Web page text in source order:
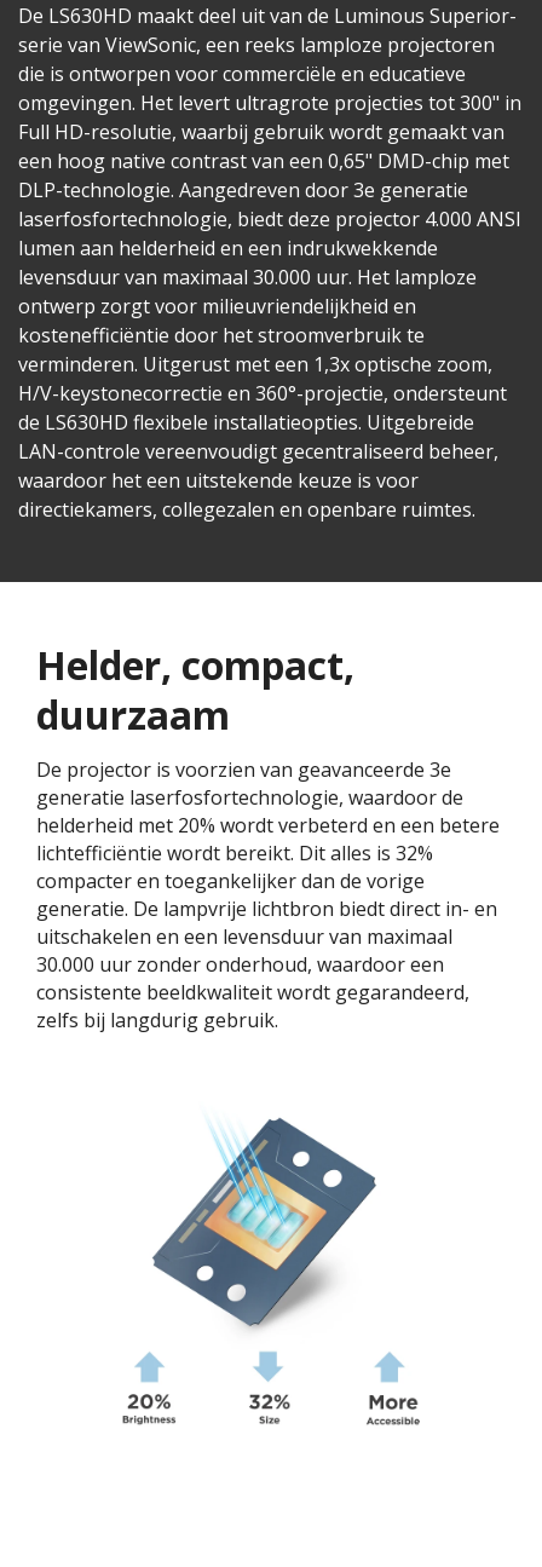
De LS630HD maakt deel uit van de Luminous Superior-
serie van ViewSonic, een reeks lamploze projectoren
die is ontworpen voor commerciële en educatieve
omgevingen. Het levert ultragrote projecties tot 300" in
Full HD-resolutie, waarbij gebruik wordt gemaakt van
een hoog native contrast van een 0,65" DMD-chip met
DLP-technologie. Aangedreven door 3e generatie
laserfosfortechnologie, biedt deze projector 4.000 ANSI
lumen aan helderheid en een indrukwekkende
levensduur van maximaal 30.000 uur. Het lamploze
ontwerp zorgt voor milieuvriendelijkheid en
kostenefficiëntie door het stroomverbruik te
verminderen. Uitgerust met een 1,3x optische zoom,
H/V-keystonecorrectie en 360°-projectie, ondersteunt
de LS630HD flexibele installatieopties. Uitgebreide
LAN-controle vereenvoudigt gecentraliseerd beheer,
waardoor het een uitstekende keuze is voor
directiekamers, collegezalen en openbare ruimtes.
Helder, compact,
duurzaam
De projector is voorzien van geavanceerde 3e
generatie laserfosfortechnologie, waardoor de
helderheid met 20% wordt verbeterd en een betere
lichtefficiëntie wordt bereikt. Dit alles is 32%
compacter en toegankelijker dan de vorige
generatie. De lampvrije lichtbron biedt direct in- en
uitschakelen en een levensduur van maximaal
30.000 uur zonder onderhoud, waardoor een
consistente beeldkwaliteit wordt gegarandeerd,
zelfs bij langdurig gebruik.